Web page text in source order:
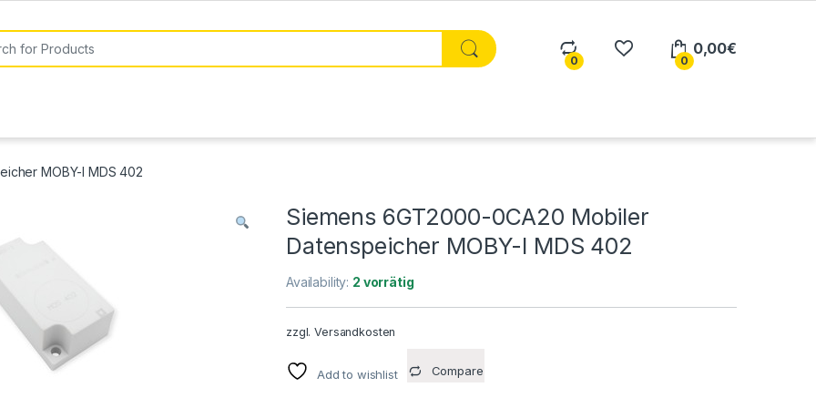
0 0
0,00€
MOBY-I MDS 402
Siemens 6GT2000-0CA20 Mobiler
Datenspeicher MOBY-I MDS 402
Availability: 2 vorrätig
zzgl.Versandkosten
Add to wishlist Compare